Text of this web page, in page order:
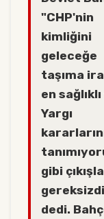
"CHP'nin
kimliğini
geleceğe
taşıma
en
Yargı
gibi
dedi.